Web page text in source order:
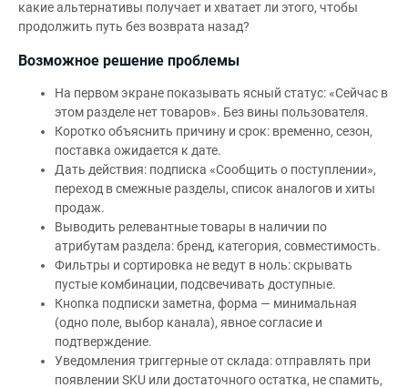
какие альтернативы получает и хватает ли этого, чтобы
продолжить путь без возврата назад?
Возможное решение проблемы
На первом экране показывать ясный статус: «Сейчас в
этом разделе нет товаров». Без вины пользователя.
Коротко объяснить причину и срок: временно, сезон,
поставка ожидается к дате.
Дать действия: подписка «Сообщить о поступлении»,
переход в смежные разделы, список аналогов и хиты
продаж.
Выводить релевантные товары в наличии по
атрибутам раздела: бренд, категория, совместимость.
Фильтры и сортировка не ведут в ноль: скрывать
пустые комбинации, подсвечивать доступные.
Кнопка подписки заметна, форма — минимальная
(одно поле, выбор канала), явное согласие и
подтверждение.
Уведомления триггерные от склада: отправлять при
появлении SKU или достаточного остатка, не спамить,